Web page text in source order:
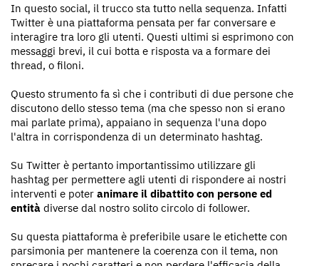
In questo social, il trucco sta tutto nella sequenza. Infatti
Twitter è una piattaforma pensata per far conversare e
interagire tra loro gli utenti. Questi ultimi si esprimono con
messaggi brevi, il cui botta e risposta va a formare dei
thread, o filoni.
Questo strumento fa sì che i contributi di due persone che
discutono dello stesso tema (ma che spesso non si erano
mai parlate prima), appaiano in sequenza l'una dopo
l'altra in corrispondenza di un determinato hashtag.
Su Twitter è pertanto importantissimo utilizzare gli
hashtag per permettere agli utenti di rispondere ai nostri
interventi e poter animare il dibattito con persone ed
entità diverse dal nostro solito circolo di follower.
Su questa piattaforma è preferibile usare le etichette con
parsimonia per mantenere la coerenza con il tema, non